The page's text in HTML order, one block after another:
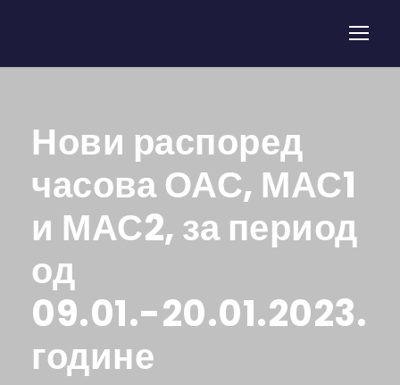
Нови распоред
часова ОАС, МАС1
и МАС2, за период
од
09.01.-20.01.2023.
године